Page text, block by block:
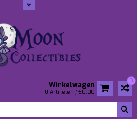
0
Winkelwagen
0 Artikelen / €0,00